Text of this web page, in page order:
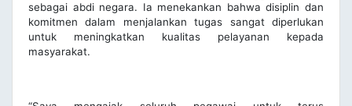
sebagai abdi negara. Ia menekankan bahwa disiplin dan
komitmen dalam menjalankan tugas sangat diperlukan
untuk meningkatkan kualitas pelayanan kepada
masyarakat.